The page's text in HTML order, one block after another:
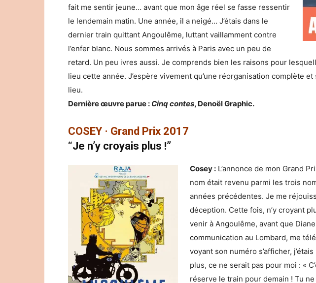
fait me sentir jeune… avant que mon âge réel se fasse ressentir
le lendemain matin. Une année, il a neigé… J’étais dans le
dernier train quittant Angoulême, luttant vaillamment contre
l’enfer blanc. Nous sommes arrivés à Paris avec un peu de
retard. Un peu ivres aussi. Je comprends bien les raisons pour
lieu cette année. J’espère vivement qu’une réorganisation complète
lieu.
Dernière œuvre parue : Cinq contes, Denoël Graphic.
COSEY · Grand Prix 2017
“Je n’y croyais plus !”
Cosey : L’annonce de mon Grand
nom était revenu parmi les trois
années précédentes. Je me
déception. Cette fois, n’y croyant
venir à Angoulême, avant que
communication au Lombard, me
voyant son numéro s’afficher,
plus, ce ne serait pas pour moi : «
réserve le train pour demain ! Tu ne